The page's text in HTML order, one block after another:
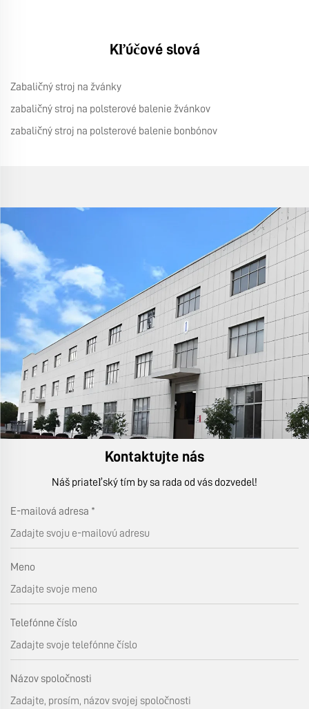
Kľúčové slová
Zabaličný stroj na žvánky
zabaličný stroj na polsterové balenie žvánkov
zabaličný stroj na polsterové balenie bonbónov
Kontaktujte nás
Náš priateľský tím by sa rada od vás dozvedel!
E-mailová adresa *
Meno
Telefónne číslo
Názov spoločnosti